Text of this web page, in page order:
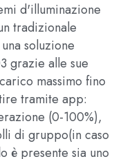
d'illuminazione
tradizionale
soluzione
grazie alle sue
massimo fino
tramite app:
(0-100%),
di gruppo(in caso
è presente sia uno